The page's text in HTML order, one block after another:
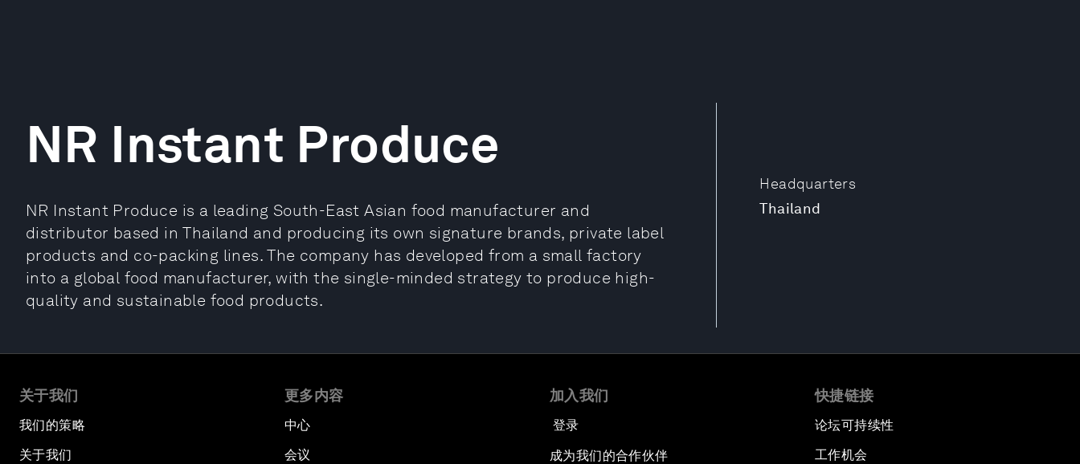
Headquarters
Thailand
NR Instant Produce
NR Instant Produce is a leading South-East Asian food manufacturer and
distributor based in Thailand and producing its own signature brands, private label
products and co-packing lines. The company has developed from a small factory
into a global food manufacturer, with the single-minded strategy to produce high-
quality and sustainable food products.
关于我们
我们的策略
关于我们
更多内容
中心
会议
加入我们
登录
成为我们的合作伙伴
快捷链接
论坛可持续性
工作机会